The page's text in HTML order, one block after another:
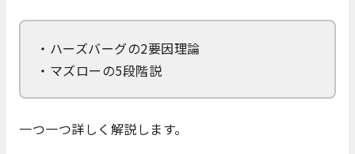
・ハーズバーグの2要因理論
・マズローの5段階説
一つ一つ詳しく解説します。